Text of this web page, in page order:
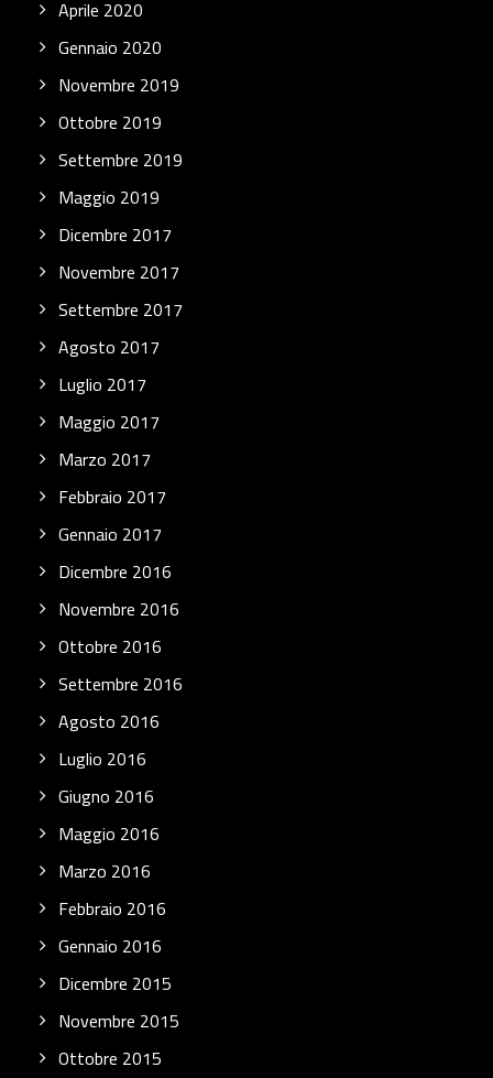
Aprile 2020
Gennaio 2020
Novembre 2019
Ottobre 2019
Settembre 2019
Maggio 2019
Dicembre 2017
Novembre 2017
Settembre 2017
Agosto 2017
Luglio 2017
Maggio 2017
Marzo 2017
Febbraio 2017
Gennaio 2017
Dicembre 2016
Novembre 2016
Ottobre 2016
Settembre 2016
Agosto 2016
Luglio 2016
Giugno 2016
Maggio 2016
Marzo 2016
Febbraio 2016
Gennaio 2016
Dicembre 2015
Novembre 2015
Ottobre 2015